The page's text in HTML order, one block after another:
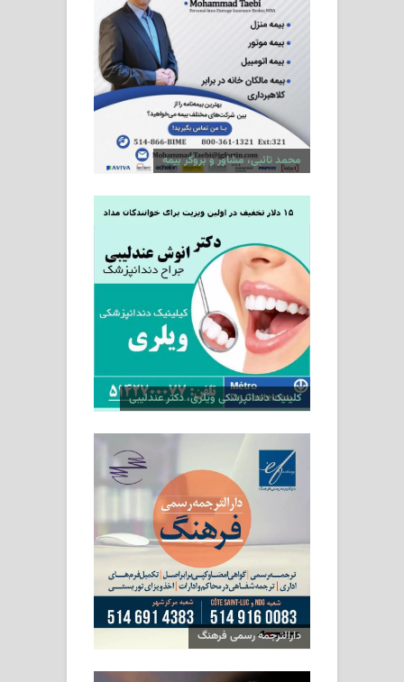
محمد تائبی، مشاور و بروکر بیمه
کلینیک دندانپزشکی ویلری، دکتر عندلیبی
دارالترجمه رسمی فرهنگ